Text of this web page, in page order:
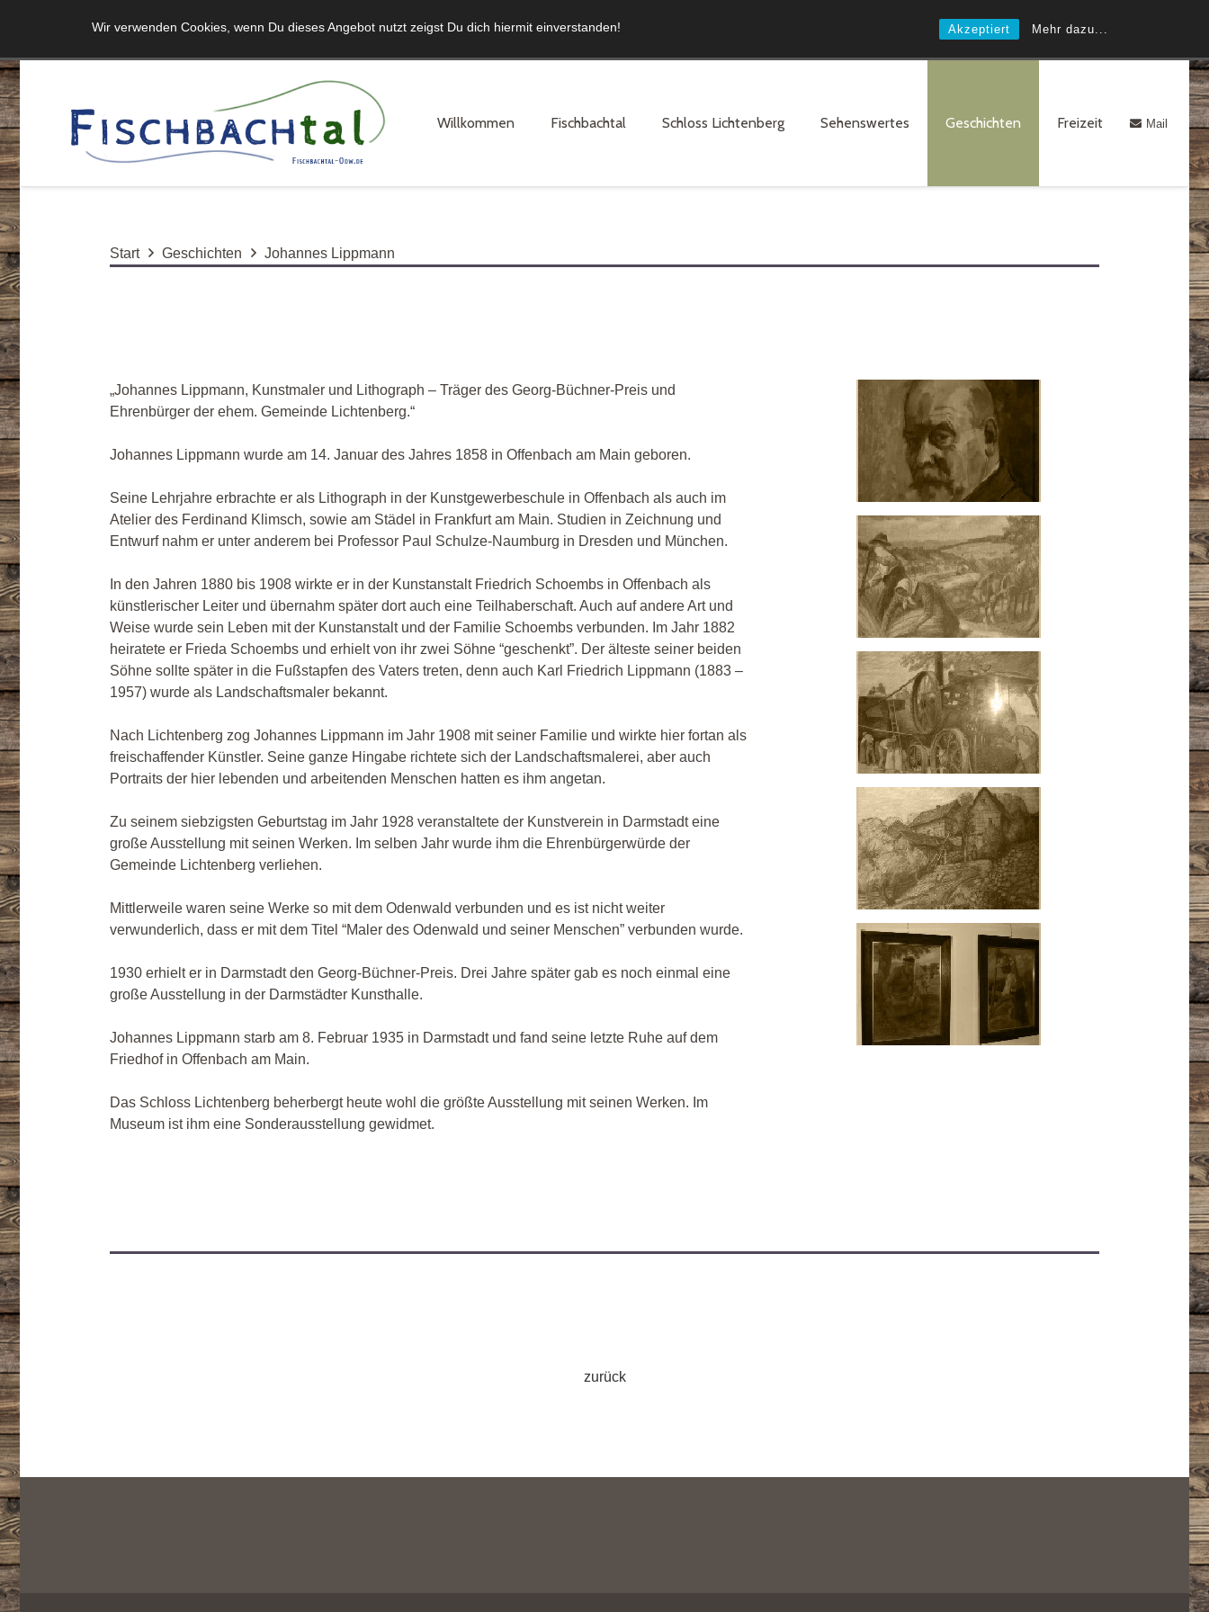
Wir verwenden Cookies, wenn Du dieses Angebot nutzt zeigst Du dich hiermit einverstanden! Akzeptiert Mehr dazu...
Willkommen Fischbachtal Schloss Lichtenberg Sehenswertes Geschichten Freizeit Mail
Start Geschichten Johannes Lippmann
„Johannes Lippmann, Kunstmaler und Lithograph – Träger des Georg-Büchner-Preis und
Ehrenbürger der ehem. Gemeinde Lichtenberg.“
Johannes Lippmann wurde am 14. Januar des Jahres 1858 in Offenbach am Main geboren.
Seine Lehrjahre erbrachte er als Lithograph in der Kunstgewerbeschule in Offenbach als auch im
Atelier des Ferdinand Klimsch, sowie am Städel in Frankfurt am Main. Studien in Zeichnung und
Entwurf nahm er unter anderem bei Professor Paul Schulze-Naumburg in Dresden und München.
In den Jahren 1880 bis 1908 wirkte er in der Kunstanstalt Friedrich Schoembs in Offenbach als
künstlerischer Leiter und übernahm später dort auch eine Teilhaberschaft. Auch auf andere Art und
Weise wurde sein Leben mit der Kunstanstalt und der Familie Schoembs verbunden. Im Jahr 1882
heiratete er Frieda Schoembs und erhielt von ihr zwei Söhne “geschenkt”. Der älteste seiner beiden
Söhne sollte später in die Fußstapfen des Vaters treten, denn auch Karl Friedrich Lippmann (1883 –
1957) wurde als Landschaftsmaler bekannt.
Nach Lichtenberg zog Johannes Lippmann im Jahr 1908 mit seiner Familie und wirkte hier fortan als
freischaffender Künstler. Seine ganze Hingabe richtete sich der Landschaftsmalerei, aber auch
Portraits der hier lebenden und arbeitenden Menschen hatten es ihm angetan.
Zu seinem siebzigsten Geburtstag im Jahr 1928 veranstaltete der Kunstverein in Darmstadt eine
große Ausstellung mit seinen Werken. Im selben Jahr wurde ihm die Ehrenbürgerwürde der
Gemeinde Lichtenberg verliehen.
Mittlerweile waren seine Werke so mit dem Odenwald verbunden und es ist nicht weiter
verwunderlich, dass er mit dem Titel “Maler des Odenwald und seiner Menschen” verbunden wurde.
1930 erhielt er in Darmstadt den Georg-Büchner-Preis. Drei Jahre später gab es noch einmal eine
große Ausstellung in der Darmstädter Kunsthalle.
Johannes Lippmann starb am 8. Februar 1935 in Darmstadt und fand seine letzte Ruhe auf dem
Friedhof in Offenbach am Main.
Das Schloss Lichtenberg beherbergt heute wohl die größte Ausstellung mit seinen Werken. Im
Museum ist ihm eine Sonderausstellung gewidmet.
zurück